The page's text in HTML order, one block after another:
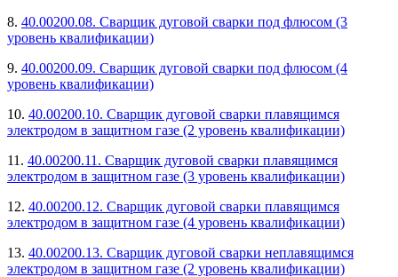
8. 40.00200.08. Сварщик дуговой сварки под флюсом (3
уровень квалификации)
9. 40.00200.09. Сварщик дуговой сварки под флюсом (4
уровень квалификации)
10. 40.00200.10. Сварщик дуговой сварки плавящимся
электродом в защитном газе (2 уровень квалификации)
11. 40.00200.11. Сварщик дуговой сварки плавящимся
электродом в защитном газе (3 уровень квалификации)
12. 40.00200.12. Сварщик дуговой сварки плавящимся
электродом в защитном газе (4 уровень квалификации)
13. 40.00200.13. Сварщик дуговой сварки неплавящимся
электродом в защитном газе (2 уровень квалификации)